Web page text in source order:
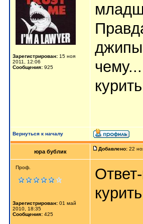
Зарегистрирован: 15 ноя
2011, 12:06
Сообщения: 925
Вернуться к началу
юра бублик Добавлено: 22
Проф.
Зарегистрирован: 01 май
2010, 18:35
Сообщения: 425